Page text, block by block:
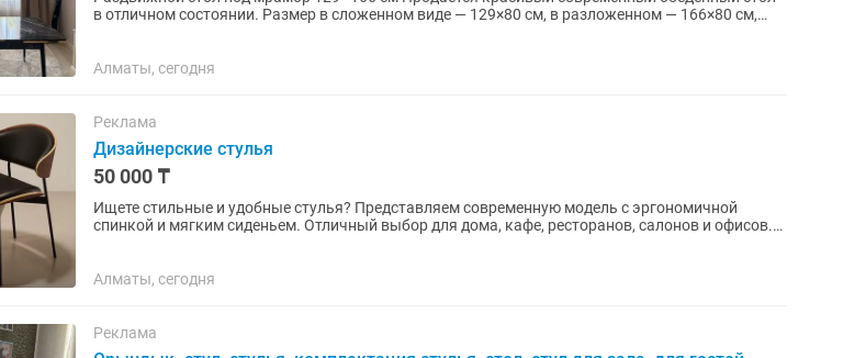
в отличном состоянии. Размер в сложенном виде — 129×80 см, в разложенном — 166×80 см,
Алматы, сегодня
Реклама
Дизайнерские стулья
50 000 ₸
Ищете стильные и удобные стулья? Представляем современную модель с эргономичной
спинкой и мягким сиденьем. Отличный выбор для дома, кафе, ресторанов, салонов и офисов.
Алматы, сегодня
Реклама